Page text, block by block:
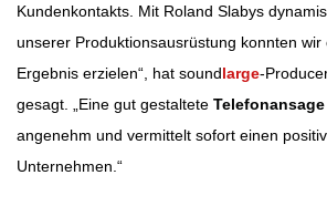
Kundenkontakts. Mit Roland Slabys
unserer Produktionsausrüstung konnten wir
Ergebnis erzielen“, hat soundlarge-
gesagt. „Eine gut gestaltete Telefonansage
angenehm und vermittelt sofort einen
Unternehmen.“